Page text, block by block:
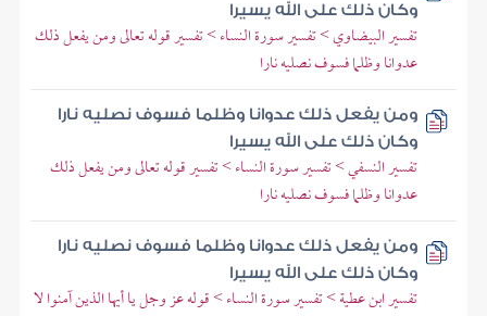
وكان ذلك على الله يسيرا
تفسير البيضاوي > تفسير سورة النساء > تفسير قوله تعالى ومن يفعل ذلك
عدوانا وظلما فسوف نصليه نارا
ومن يفعل ذلك عدوانا وظلما فسوف نصليه نارا
وكان ذلك على الله يسيرا
تفسير النسفي > تفسير سورة النساء > تفسير قوله تعالى ومن يفعل ذلك
عدوانا وظلما فسوف نصليه نارا
ومن يفعل ذلك عدوانا وظلما فسوف نصليه نارا
وكان ذلك على الله يسيرا
تفسير ابن عطية > تفسير سورة النساء > قوله عز وجل يا أيها الذين آمنوا لا